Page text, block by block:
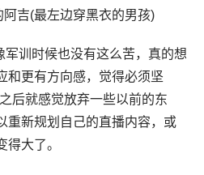
吉(最左边穿黑衣的男孩)
军训时候也没有这么苦，真的想
和更有方向感，觉得必须坚
后就感觉放弃一些以前的东
重新规划自己的直播内容，或
得大了。